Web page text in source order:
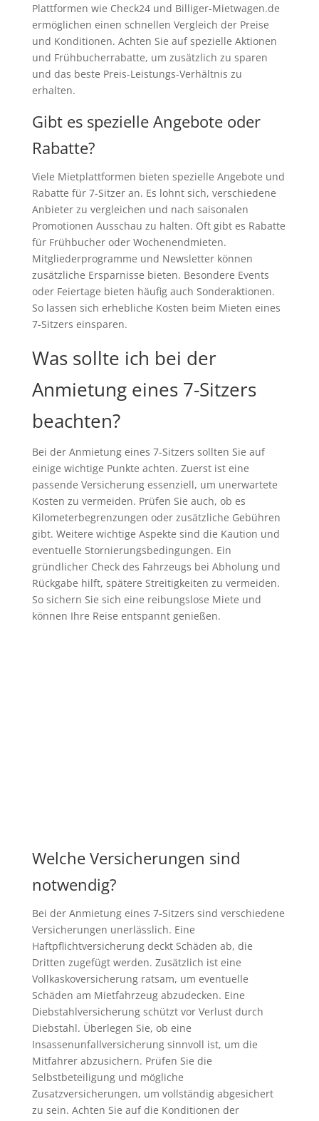
Plattformen wie Check24 und Billiger-Mietwagen.de
ermöglichen einen schnellen Vergleich der Preise
und Konditionen. Achten Sie auf spezielle Aktionen
und Frühbucherrabatte, um zusätzlich zu sparen
und das beste Preis-Leistungs-Verhältnis zu
erhalten.
Gibt es spezielle Angebote oder
Rabatte?
Viele Mietplattformen bieten spezielle Angebote und
Rabatte für 7-Sitzer an. Es lohnt sich, verschiedene
Anbieter zu vergleichen und nach saisonalen
Promotionen Ausschau zu halten. Oft gibt es Rabatte
für Frühbucher oder Wochenendmieten.
Mitgliederprogramme und Newsletter können
zusätzliche Ersparnisse bieten. Besondere Events
oder Feiertage bieten häufig auch Sonderaktionen.
So lassen sich erhebliche Kosten beim Mieten eines
7-Sitzers einsparen.
Was sollte ich bei der
Anmietung eines 7-Sitzers
beachten?
Bei der Anmietung eines 7-Sitzers sollten Sie auf
einige wichtige Punkte achten. Zuerst ist eine
passende Versicherung essenziell, um unerwartete
Kosten zu vermeiden. Prüfen Sie auch, ob es
Kilometerbegrenzungen oder zusätzliche Gebühren
gibt. Weitere wichtige Aspekte sind die Kaution und
eventuelle Stornierungsbedingungen. Ein
gründlicher Check des Fahrzeugs bei Abholung und
Rückgabe hilft, spätere Streitigkeiten zu vermeiden.
So sichern Sie sich eine reibungslose Miete und
können Ihre Reise entspannt genießen.
Welche Versicherungen sind
notwendig?
Bei der Anmietung eines 7-Sitzers sind verschiedene
Versicherungen unerlässlich. Eine
Haftpflichtversicherung deckt Schäden ab, die
Dritten zugefügt werden. Zusätzlich ist eine
Vollkaskoversicherung ratsam, um eventuelle
Schäden am Mietfahrzeug abzudecken. Eine
Diebstahlversicherung schützt vor Verlust durch
Diebstahl. Überlegen Sie, ob eine
Insassenunfallversicherung sinnvoll ist, um die
Mitfahrer abzusichern. Prüfen Sie die
Selbstbeteiligung und mögliche
Zusatzversicherungen, um vollständig abgesichert
zu sein. Achten Sie auf die Konditionen der